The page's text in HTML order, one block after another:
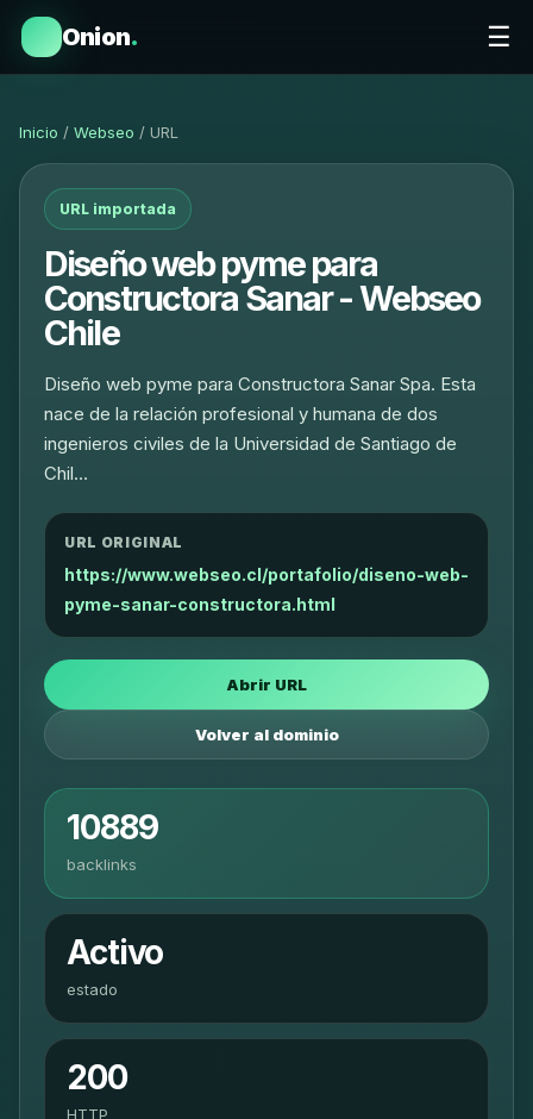
Onion. ☰
Inicio / Webseo / URL
URL importada
Diseño web pyme para
Constructora Sanar - Webseo
Chile
Diseño web pyme para Constructora Sanar Spa. Esta
nace de la relación profesional y humana de dos
ingenieros civiles de la Universidad de Santiago de
Chil…
URL ORIGINAL
https://www.webseo.cl/portafolio/diseno-web-
pyme-sanar-constructora.html
Abrir URL
Volver al dominio
10889
backlinks
Activo
estado
200
HTTP